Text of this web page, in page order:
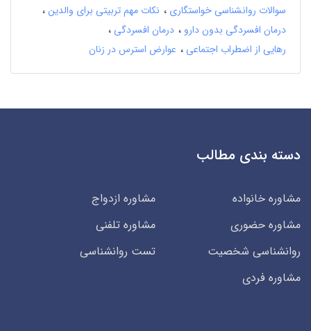
سوالات روانشناسی خواستگاری
نکات مهم تربیتی برای والدین
درمان افسردگی بدون دارو
درمان افسردگی
رهایی از اضطراب اجتماعی
عوارض استرس در زنان
دسته بندی مطالب
مشاوره خانواده
مشاوره ازدواج
مشاوره حضوری
مشاوره تلفنی
روانشناسی شخصیت
تست روانشناسی
مشاوره فردی